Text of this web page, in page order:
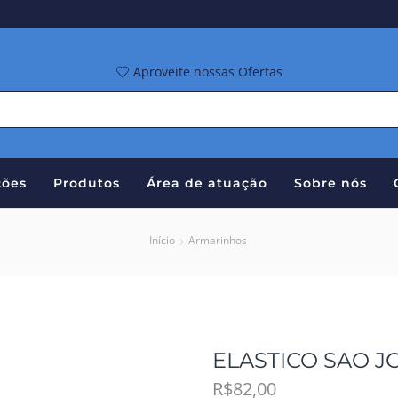
Aproveite nossas Ofertas
Produtos Área de atuação Sobre nós
Início Armarinhos
ELASTICO SAO
R$82,00